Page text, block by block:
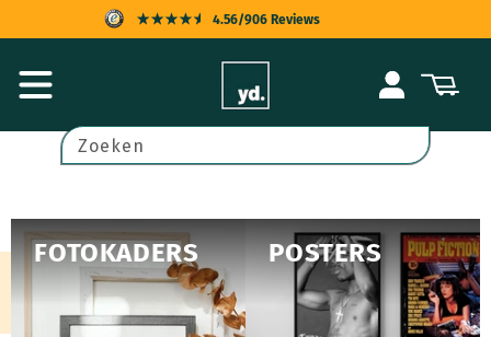
content
4.56/906 Reviews
KOPERSBESCHERMING
SNELLE LEVERING
InloggenWinkelwagen
Zoeken
FOTOKADERS POSTERS